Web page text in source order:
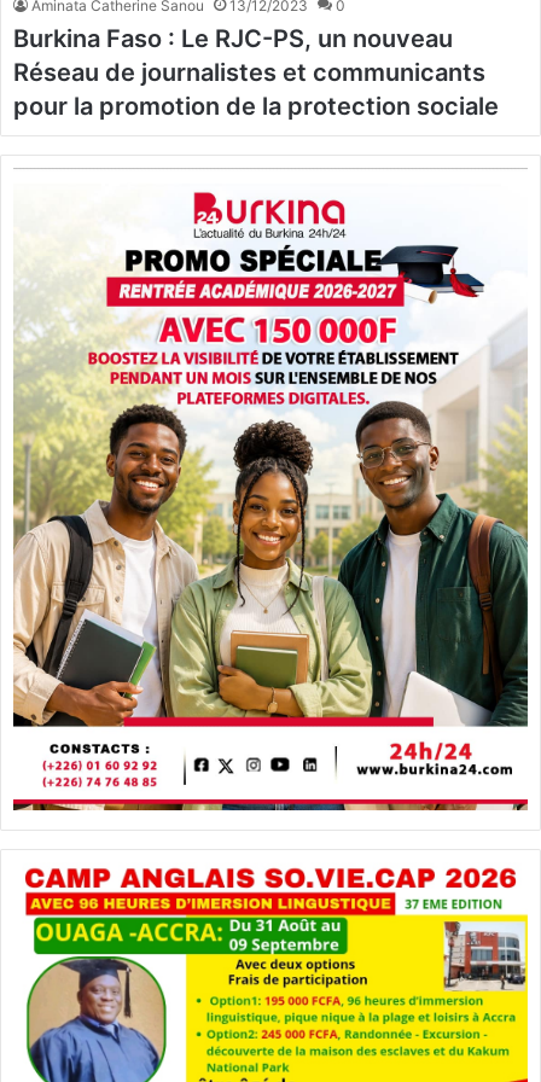
Aminata Catherine Sanou 13/12/2023 0
Burkina Faso : Le RJC-PS, un nouveau
Réseau de journalistes et communicants
pour la promotion de la protection sociale